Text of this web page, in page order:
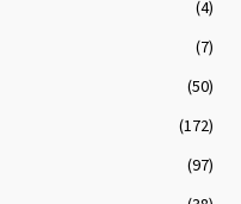
(4)
(7)
(50)
(172)
(97)